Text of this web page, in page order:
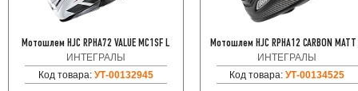
Мотошлем HJC RPHA72 VALUE MC1SF L
ИНТЕГРАЛЫ
Код товара: УТ-00132945
Мотошлем HJC RPHA12 CARBON
ИНТЕГРАЛЫ
Код товара:УТ-00134525